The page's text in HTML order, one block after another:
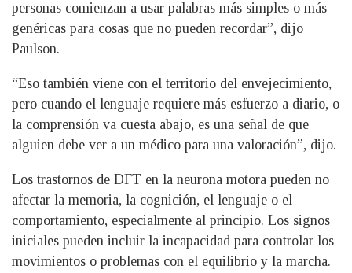
personas comienzan a usar palabras más simples o más
genéricas para cosas que no pueden recordar”, dijo
Paulson.
“Eso también viene con el territorio del envejecimiento,
pero cuando el lenguaje requiere más esfuerzo a diario, o
la comprensión va cuesta abajo, es una señal de que
alguien debe ver a un médico para una valoración”, dijo.
Los trastornos de DFT en la neurona motora pueden no
afectar la memoria, la cognición, el lenguaje o el
comportamiento, especialmente al principio. Los signos
iniciales pueden incluir la incapacidad para controlar los
movimientos o problemas con el equilibrio y la marcha.